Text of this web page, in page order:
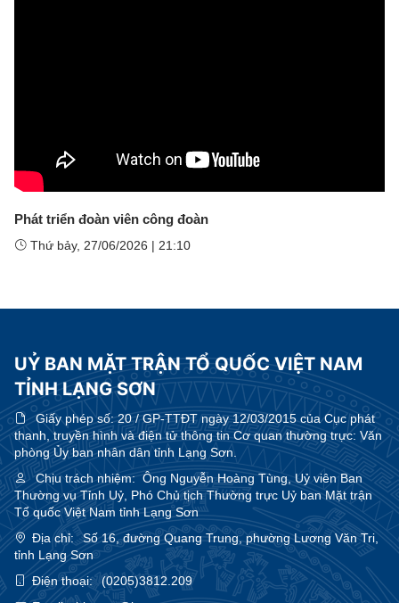
Phát triển đoàn viên công đoàn
Thứ bảy, 27/06/2026 | 21:10
UỶ BAN MẶT TRẬN TỔ QUỐC VIỆT NAM
TỈNH LẠNG SƠN
Giấy phép số:20 / GP-TTĐT ngày 12/03/2015 của Cục phát
thanh, truyền hình và điện tử thông tin Cơ quan thường trực: Văn
phòng Ủy ban nhân dân tỉnh Lạng Sơn.
Chịu trách nhiệm:Ông Nguyễn Hoàng Tùng, Uỷ viên Ban
Thường vụ Tỉnh Uỷ, Phó Chủ tịch Thường trực Uỷ ban Mặt trận
Tổ quốc Việt Nam tỉnh Lạng Sơn
Địa chỉ:
Số 16, đường Quang Trung, phường Lương Văn Tri,
tỉnh Lạng Sơn
Điện thoại:
(0205)3812.209